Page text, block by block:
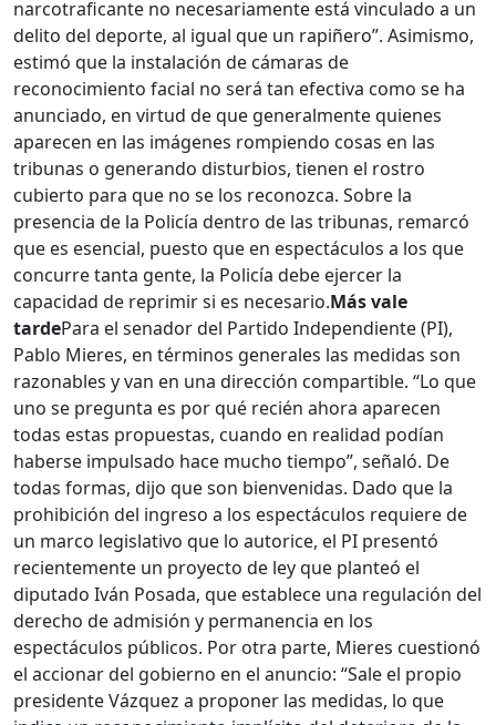
narcotraficante no necesariamente está vinculado a un
delito del deporte, al igual que un rapiñero”. Asimismo,
estimó que la instalación de cámaras de
reconocimiento facial no será tan efectiva como se ha
anunciado, en virtud de que generalmente quienes
aparecen en las imágenes rompiendo cosas en las
tribunas o generando disturbios, tienen el rostro
cubierto para que no se los reconozca. Sobre la
presencia de la Policía dentro de las tribunas, remarcó
que es esencial, puesto que en espectáculos a los que
concurre tanta gente, la Policía debe ejercer la
capacidad de reprimir si es necesario.Más vale
tardePara el senador del Partido Independiente (PI),
Pablo Mieres, en términos generales las medidas son
razonables y van en una dirección compartible. “Lo que
uno se pregunta es por qué recién ahora aparecen
todas estas propuestas, cuando en realidad podían
haberse impulsado hace mucho tiempo”, señaló. De
todas formas, dijo que son bienvenidas. Dado que la
prohibición del ingreso a los espectáculos requiere de
un marco legislativo que lo autorice, el PI presentó
recientemente un proyecto de ley que planteó el
diputado Iván Posada, que establece una regulación del
derecho de admisión y permanencia en los
espectáculos públicos. Por otra parte, Mieres cuestionó
el accionar del gobierno en el anuncio: “Sale el propio
presidente Vázquez a proponer las medidas, lo que